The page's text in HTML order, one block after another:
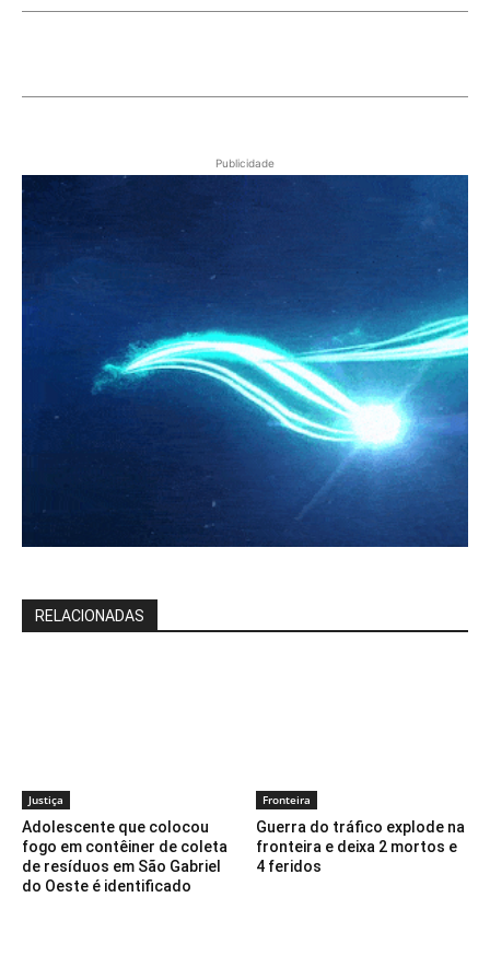
Publicidade
RELACIONADAS
Justiça
Adolescente que colocou
fogo em contêiner de coleta
de resíduos em São Gabriel
do Oeste é identificado
Fronteira
Guerra do tráfico explode na
fronteira e deixa 2 mortos e
4 feridos